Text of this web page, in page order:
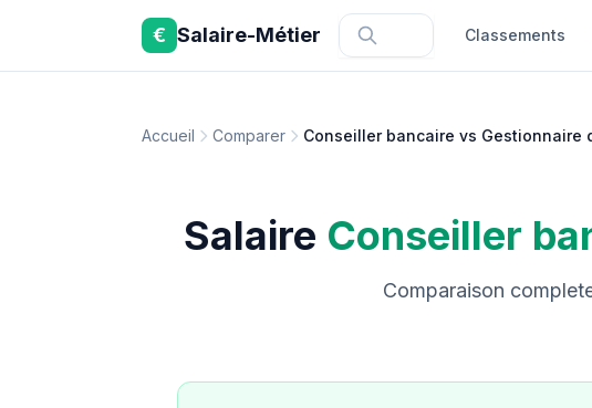
Aller au contenu principal
€ Salaire-Métier Classements
Accueil Comparer Conseiller bancaire vs Gestionnaire
Salaire Conseiller
Comparaison